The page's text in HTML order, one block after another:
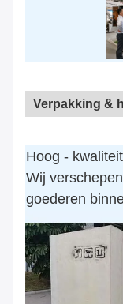
Verpakking &
Hoog -
Wij
goederen